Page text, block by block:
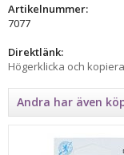
Artikelnummer:
7077
Direktlänk:
Högerklicka och
Andra har även